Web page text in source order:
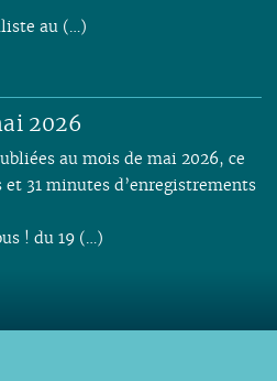
au (…)
2026
au mois de mai 2026, ce
et 31 minutes d’enregistrements
! du 19 (…)